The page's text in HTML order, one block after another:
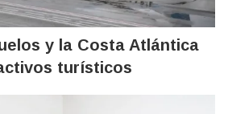
y la Costa Atlántica
turísticos